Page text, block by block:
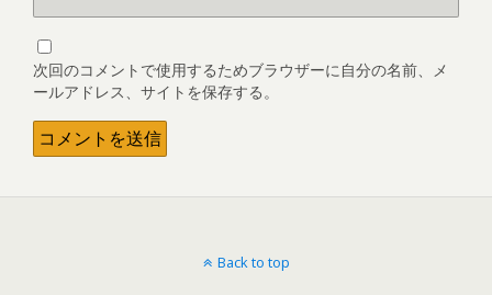
次回のコメントで使用するためブラウザーに自分の名前、メ
ールアドレス、サイトを保存する。
Back to top